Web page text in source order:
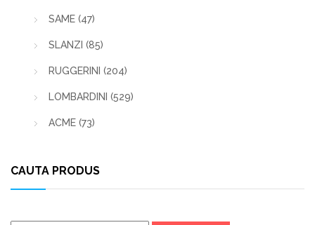
SAME (47)
SLANZI (85)
RUGGERINI (204)
LOMBARDINI (529)
ACME (73)
CAUTA PRODUS
Caută